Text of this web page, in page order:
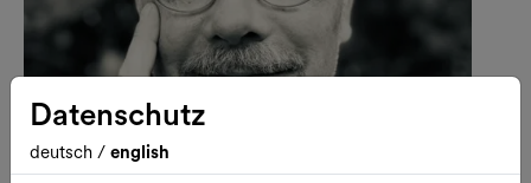
Datenschutz
deutsch / english